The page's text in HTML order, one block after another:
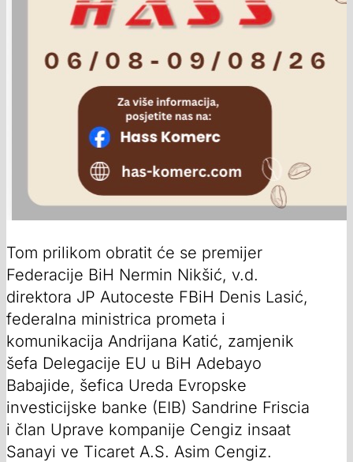
Tom prilikom obratit će se premijer
Federacije BiH Nermin Nikšić, v.d.
direktora JP Autoceste FBiH Denis Lasić,
federalna ministrica prometa i
komunikacija Andrijana Katić, zamjenik
šefa Delegacije EU u BiH Adebayo
Babajide, šefica Ureda Evropske
investicijske banke (EIB) Sandrine Friscia
i član Uprave kompanije Cengiz insaat
Sanayi ve Ticaret A.S. Asim Cengiz.